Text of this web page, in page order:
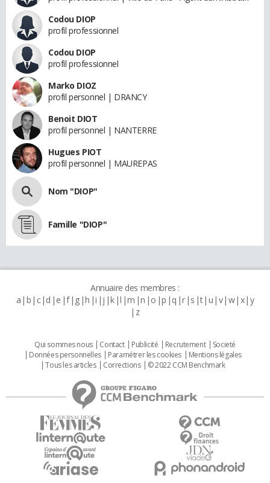
Codou DIOP
profil professionnel
Codou DIOP
profil professionnel
Marko DIOZ
profil personnel | DRANCY
Benoit DIOT
profil personnel | NANTERRE
Hugues PIOT
profil personnel | MAUREPAS
Nom "DIOP"
Famille "DIOP"
Annuaire des membres :
a b c d e f g h i j k l m n o p q r s t u v w x y
z
Qui sommes nous Contact Publicité Recrutement
Societé
Données personnelles
Paramétrer les cookies
Mentions légales
Tous les articles
Corrections © 2022 CCM Benchmark